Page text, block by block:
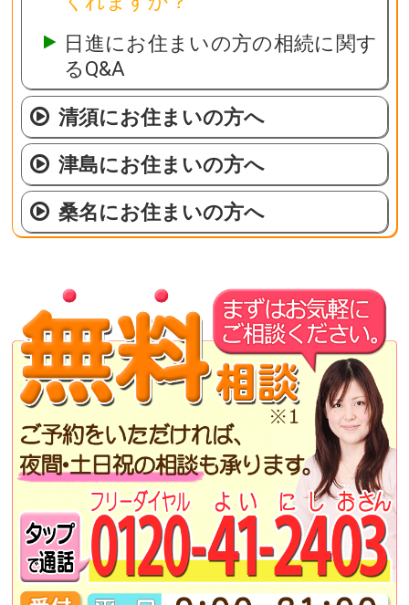
日進にお住まいの方の相続に関す
るQ&A
清須にお住まいの方へ
津島にお住まいの方へ
桑名にお住まいの方へ